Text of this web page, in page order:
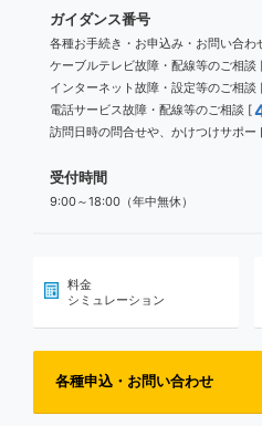
ガイダンス番号
各種お手続き・お申込み・お問い合わ
ケーブルテレビ故障・配線等のご相談
インターネット故障・設定等のご相談
電話サービス故障・配線等のご相談 [
訪問日時の問合せや、かけつけサポー
受付時間
9:00～18:00（年中無休）
料金
シミュレーション
各種申込・お問い合わせ